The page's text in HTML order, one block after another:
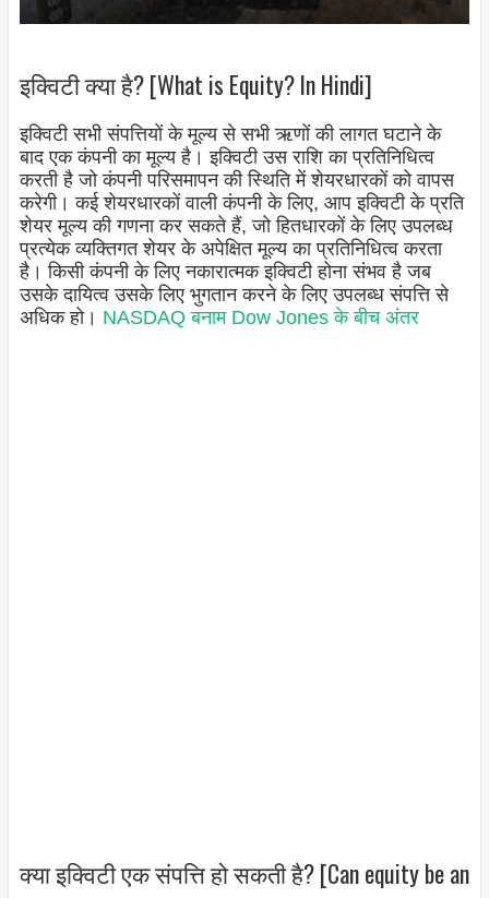
इक्विटी क्या है? [What is Equity? In Hindi]
इक्विटी सभी संपत्तियों के मूल्य से सभी ऋणों की लागत घटाने के
बाद एक कंपनी का मूल्य है। इक्विटी उस राशि का प्रतिनिधित्व
करती है जो कंपनी परिसमापन की स्थिति में शेयरधारकों को वापस
करेगी। कई शेयरधारकों वाली कंपनी के लिए, आप इक्विटी के प्रति
शेयर मूल्य की गणना कर सकते हैं, जो हितधारकों के लिए उपलब्ध
प्रत्येक व्यक्तिगत शेयर के अपेक्षित मूल्य का प्रतिनिधित्व करता
है। किसी कंपनी के लिए नकारात्मक इक्विटी होना संभव है जब
उसके दायित्व उसके लिए भुगतान करने के लिए उपलब्ध संपत्ति से
अधिक हो। NASDAQ बनाम Dow Jones के बीच अंतर
क्या इक्विटी एक संपत्ति हो सकती है? [Can equity be an